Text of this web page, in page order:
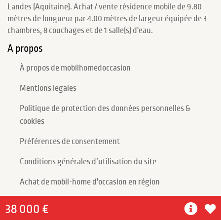
38 000 €
Landes (Aquitaine). Achat / vente résidence mobile de 9.80
mètres de longueur par 4.00 mètres de largeur équipée de 3
chambres, 8 couchages et de 1 salle(s) d'eau.
A propos
À propos de mobilhomedoccasion
Mentions legales
Politique de protection des données personnelles &
cookies
Préférences de consentement
Conditions générales d’utilisation du site
Achat de mobil-home d'occasion en région